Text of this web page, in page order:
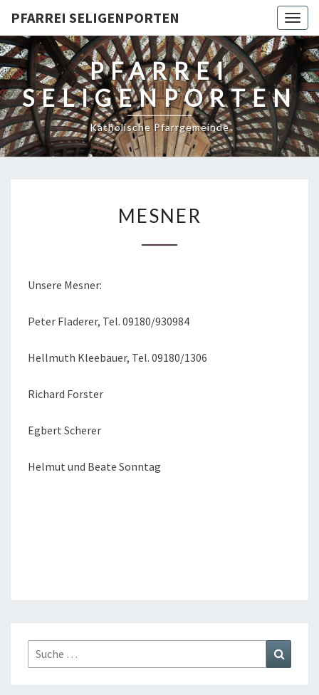
PFARREI SELIGENPORTEN
PFARREI
SELIGENPORTEN
Katholische Pfarrgemeinde
MESNER
Unsere Mesner:
Peter Fladerer, Tel. 09180/930984
Hellmuth Kleebauer, Tel. 09180/1306
Richard Forster
Egbert Scherer
Helmut und Beate Sonntag
Suche
nach: